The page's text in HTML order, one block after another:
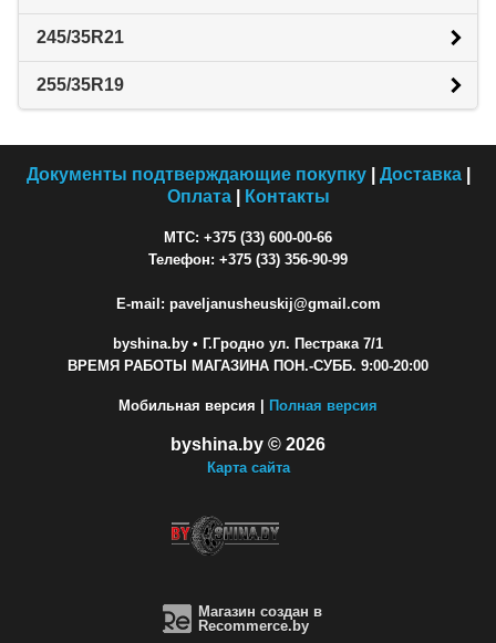
245/35R21
255/35R19
Документы подтверждающие покупку| Доставка|
Оплата| Контакты
МТС: +375 (33) 600-00-66
Телефон: +375 (33) 356-90-99
E-mail: paveljanusheuskij@gmail.com
byshina.by • Г.Гродно ул. Пестрака 7/1
ВРЕМЯ РАБОТЫ МАГАЗИНА ПОН.-СУББ. 9:00-20:00
Мобильная версия | Полная версия
byshina.by © 2026
Карта сайта
Магазин создан в
Recommerce.by